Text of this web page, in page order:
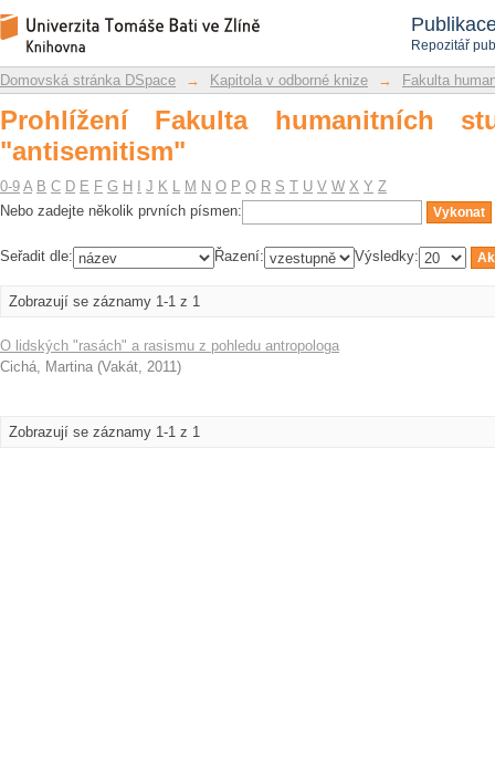
Repozitář
Prohlížení Fakulta humanitních studií
Repozitář DSpace/Manakin
Domovská stránka DSpace → Kapitola v odborné knize → Fakulta
Prohlížení Fakulta humanitních
"antisemitism"
0-9 A B C D E F G H J K L M N O P Q R S T U V W X Y Z
Nebo zadejte několik prvních písmen:
Seřadit dle: Řazení: Výsledky:
Zobrazují se záznamy 1-1 z 1
O lidských "rasách" a rasismu z pohledu antropologa
Cichá, Martina (Vakát, 2011)
Zobrazují se záznamy 1-1 z 1